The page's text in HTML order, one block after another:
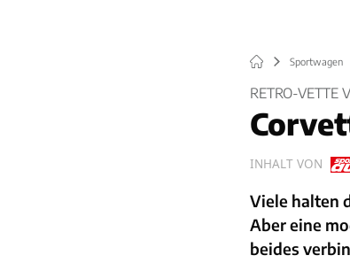
Sportwagen
RETRO-VETTE
INHALT VON
Viele halten
Aber eine
beides